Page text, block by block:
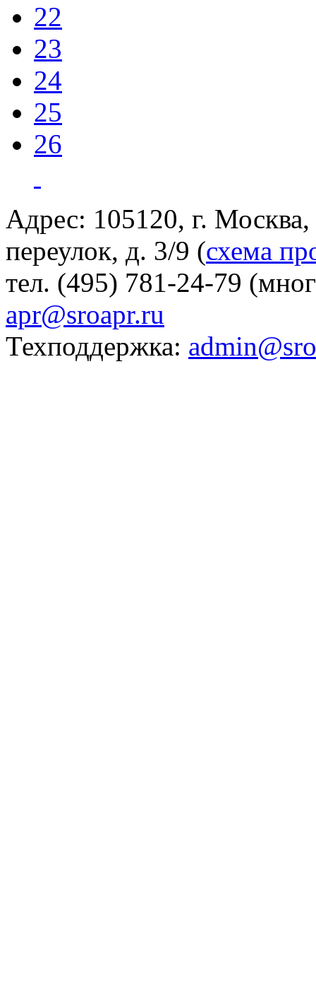
22
23
24
25
26
Адрес: 105120, г.
переулок, д. 3/9 (схема
тел. (495) 781-24-79
apr@sroapr.ru
Техподдержка: